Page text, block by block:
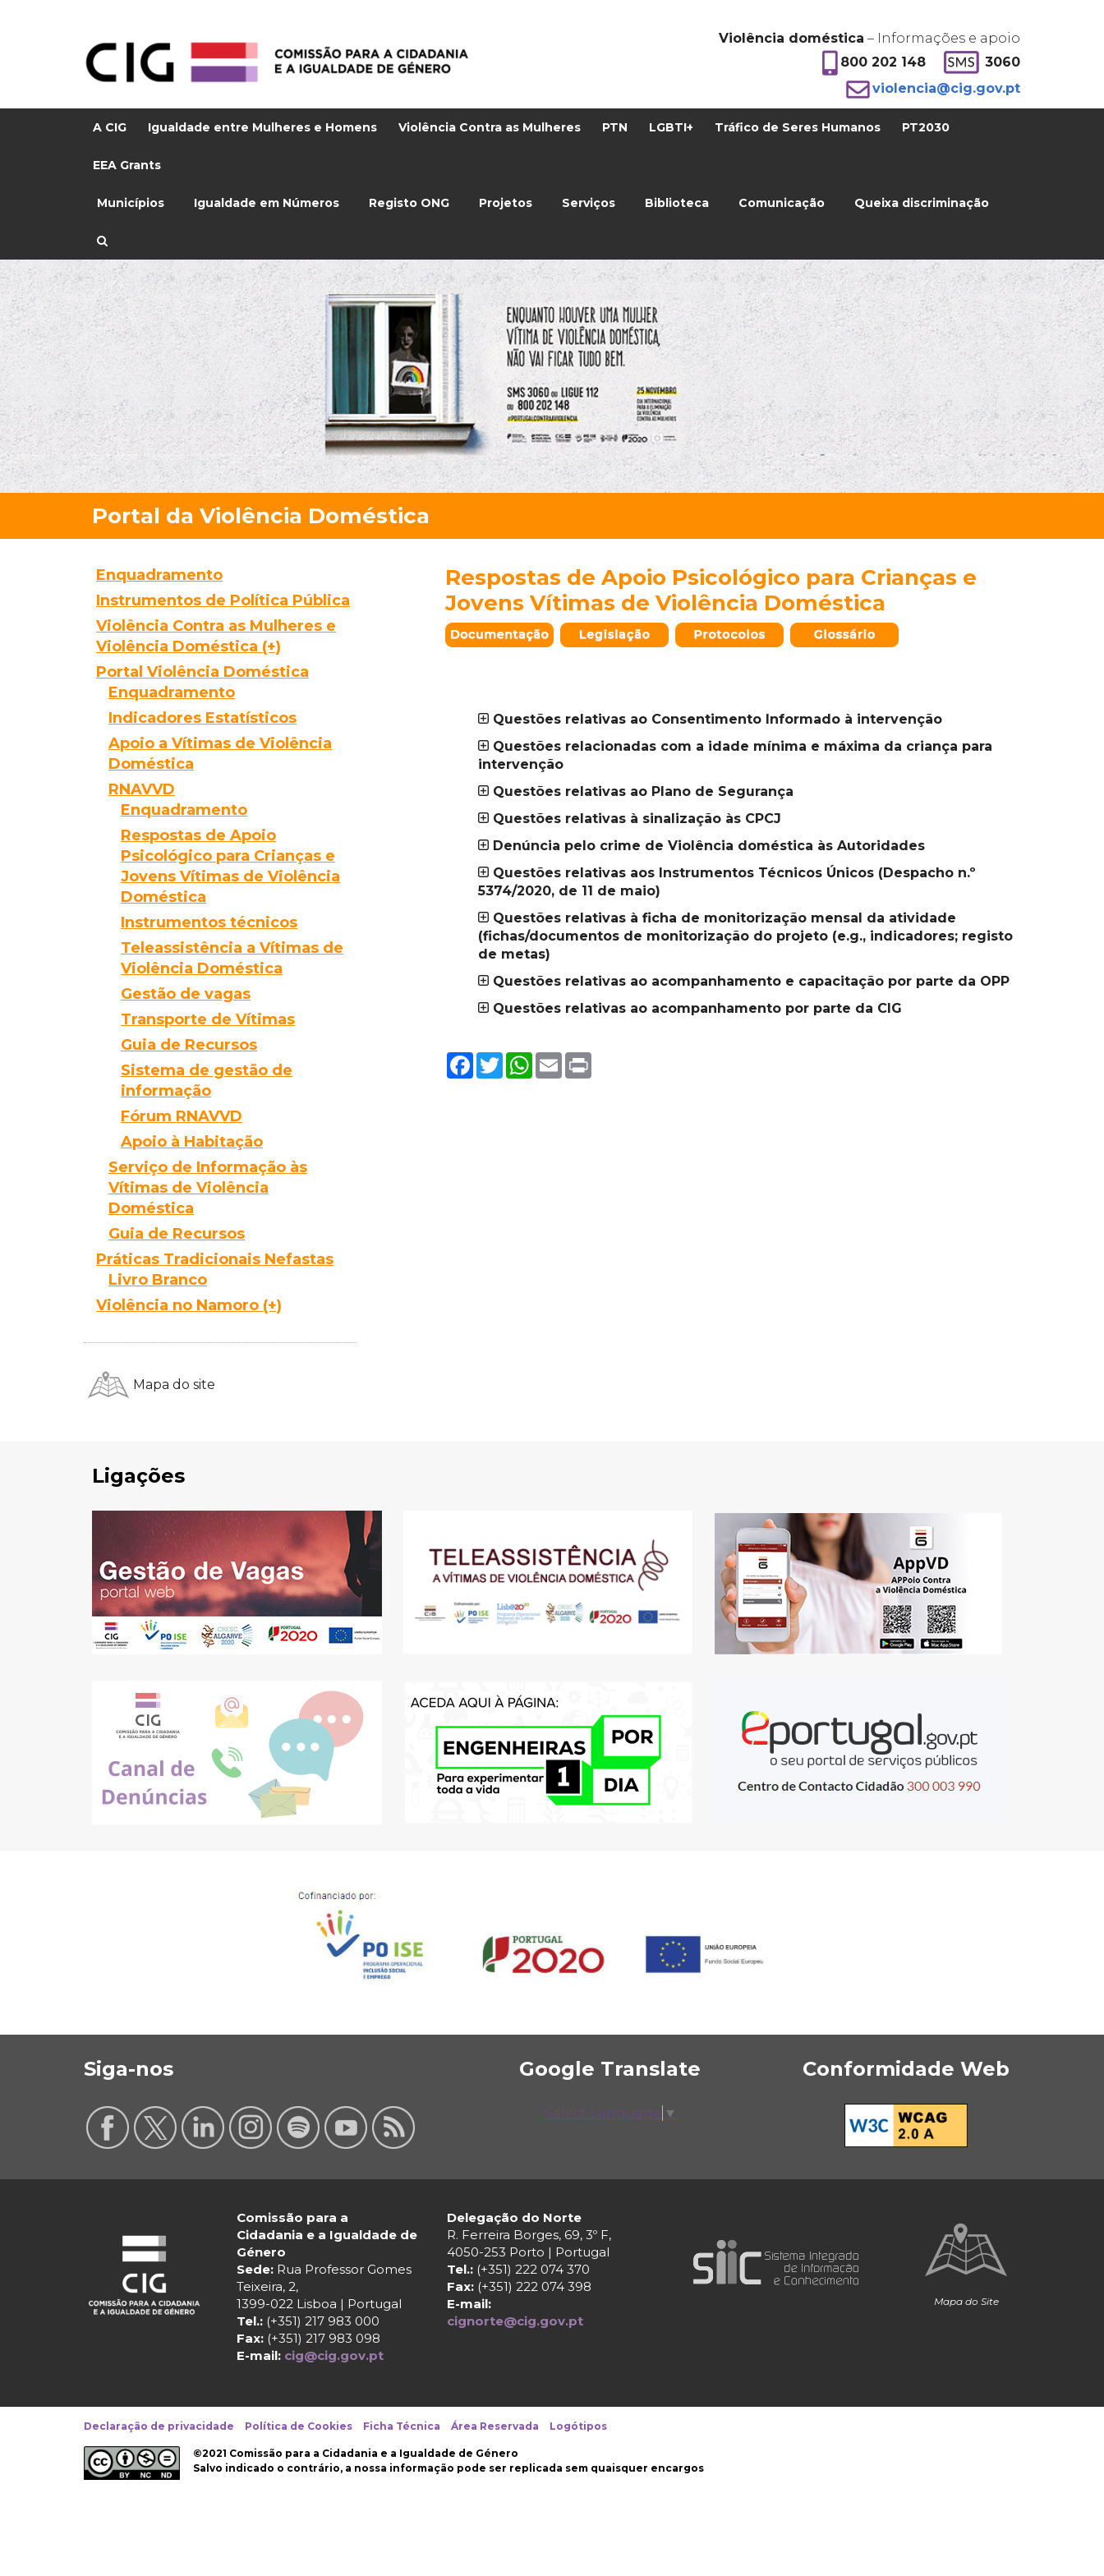
Violência doméstica – Informações e apoio
800 202 148
3060
violencia@cig.gov.pt
A CIG Igualdade entre Mulheres e Homens Violência Contra as Mulheres PTN LGBTI+ Tráfico de Seres Humanos PT2030
EEA Grants
Municípios Igualdade em Números Registo ONG Projetos Serviços Biblioteca Comunicação Queixa discriminação
Respostas de Apoio Psicológico para Crianças e
Jovens Vítimas de Violência Doméstica
Questões relativas ao Consentimento Informado à intervenção
Questões relacionadas com a idade mínima e máxima da criança para
intervenção
Questões relativas ao Plano de Segurança
Questões relativas à sinalização às CPCJ
Denúncia pelo crime de Violência doméstica às Autoridades
Questões relativas aos Instrumentos Técnicos Únicos (Despacho n.º
5374/2020, de 11 de maio)
Questões relativas à ficha de monitorização mensal da atividade
(fichas/documentos de monitorização do projeto (e.g., indicadores; registo
de metas)
Questões relativas ao acompanhamento e capacitação por parte da OPP
Questões relativas ao acompanhamento por parte da CIG
Facebook
TwitterWhatsApp
Email
Enquadramento
Instrumentos de Política Pública
Violência Contra as Mulheres e
Violência Doméstica (+)
Portal Violência Doméstica
Enquadramento
Indicadores Estatísticos
Apoio a Vítimas de Violência
Doméstica
RNAVVD
Enquadramento
Respostas de Apoio
Psicológico para Crianças e
Jovens Vítimas de Violência
Doméstica
Instrumentos técnicos
Teleassistência a Vítimas de
Violência Doméstica
Gestão de vagas
Transporte de Vítimas
Guia de Recursos
Sistema de gestão de
informação
Fórum RNAVVD
Apoio à Habitação
Serviço de Informação às
Vítimas de Violência
Doméstica
Guia de Recursos
Práticas Tradicionais Nefastas
Livro Branco
Violência no Namoro (+)
Mapa do site
Ligações
Siga-nos Google Translate
Select Language ▼
Conformidade Web
Comissão para a
Cidadania e a Igualdade de
Género
Sede: Rua Professor Gomes
Teixeira, 2,
1399-022 Lisboa | Portugal
Tel.: (+351) 217 983 000
Fax: (+351) 217 983 098
E-mail: cig@cig.gov.pt
Delegação do Norte
R. Ferreira Borges, 69, 3º F,
4050-253 Porto | Portugal
Tel.: (+351) 222 074 370
Fax: (+351) 222 074 398
E-mail:
cignorte@cig.gov.pt
Mapa do Site
Declaração de privacidade Política de Cookies Ficha Técnica Área Reservada Logótipos
©2021 Comissão para a Cidadania e a Igualdade de Género
Salvo indicado o contrário, a nossa informação pode ser replicada sem quaisquer encargos
Pesquisar
no